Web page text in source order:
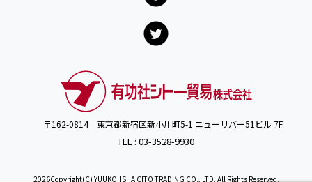
〒162-0814 東京都新宿区新小川町5-1 ニューリバー51ビル 7F
TEL : 03-3528-9930
2026Copyright(C) YUUKOHSHA CITO TRADING CO., LTD. All Rights Reserved.